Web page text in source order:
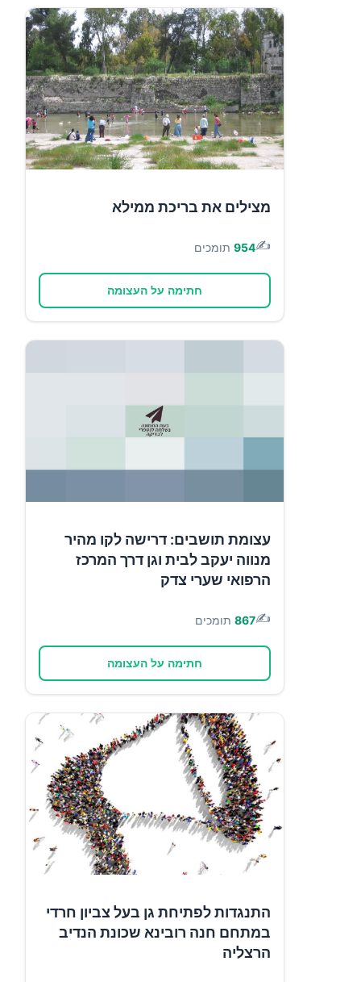
מצילים את בריכת ממילא
✍️
954 תומכים
חתימה על העצומה
עצומת תושבים: דרישה לקו מהיר
מנווה יעקב לבית וגן דרך המרכז
הרפואי שערי צדק
✍️
867 תומכים
חתימה על העצומה
התנגדות לפתיחת גן בעל צביון חרדי
במתחם חנה רובינא שכונת הנדיב
הרצליה